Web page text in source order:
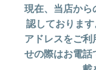
現在、当店から
認しておりま
アドレスをご利
せの際はお電話